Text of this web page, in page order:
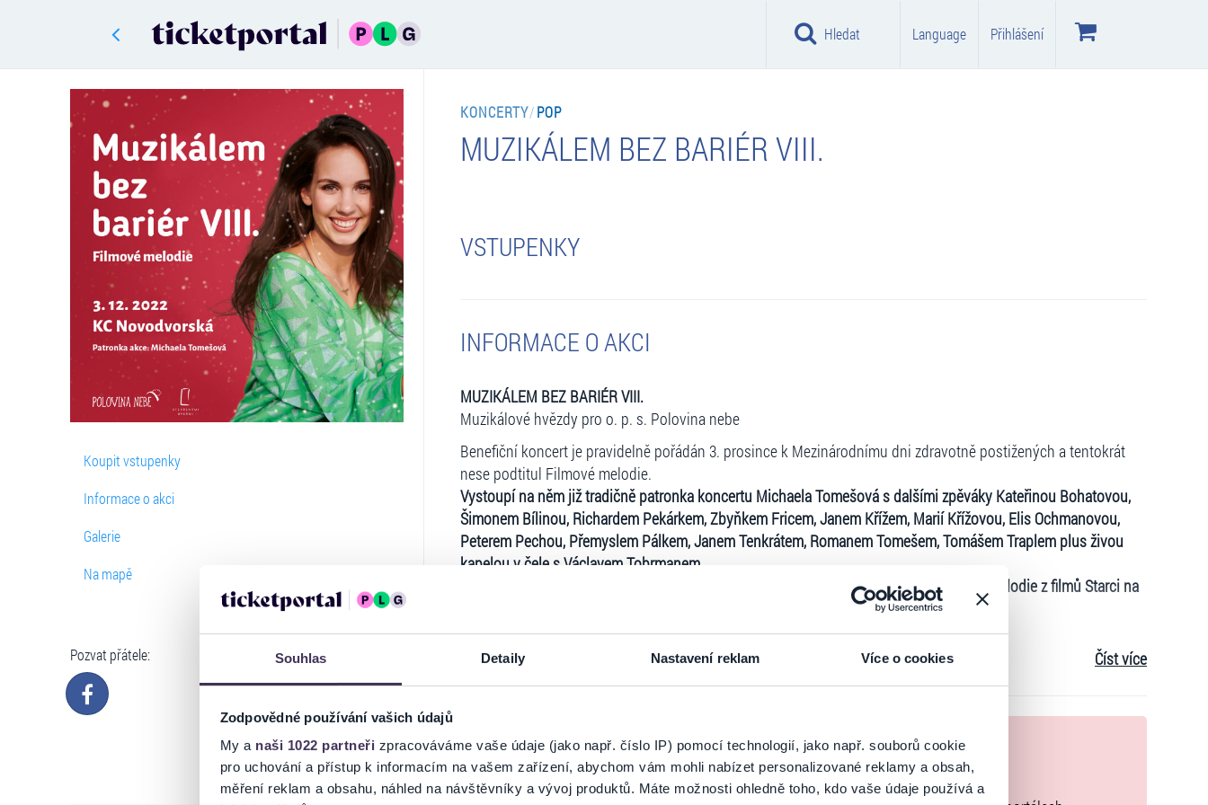
Souhlas Detaily Nastavení reklam Více o cookies
Zodpovědné používání vašich údajů
My a naši 1022 partneři zpracováváme vaše údaje (jako např. číslo IP) pomocí technologií, jako např. souborů cookie
pro uchování a přístup k informacím na vašem zařízení, abychom vám mohli nabízet personalizované reklamy a obsah,
měření reklam a obsahu, náhled na návštěvníky a vývoj produktů. Máte možnosti ohledně toho, kdo vaše údaje používá a
Hledat Language Přihlášení
Koupit vstupenky
Informace o akci
Galerie
Na mapě
Pozvat přátele:
KONCERTY/POP
MUZIKÁLEM BEZ BARIÉR VIII.
VSTUPENKY
INFORMACE O AKCI
MUZIKÁLEM BEZ BARIÉR VIII.
Muzikálové hvězdy pro o. p. s. Polovina nebe
Benefiční koncert je pravidelně pořádán 3. prosince k Mezinárodnímu dni zdravotně postižených a tentokrát
nese podtitul Filmové melodie.
Vystoupí na něm již tradičně patronka koncertu Michaela Tomešová s dalšími zpěváky Kateřinou Bohatovou,
Šimonem Bílinou, Richardem Pekárkem, Zbyňkem Fricem, Janem Křížem, Marií Křížovou, Elis Ochmanovou,
Peterem Pechou, Přemyslem Pálkem, Janem Tenkrátem, Romanem Tomešem, Tomášem Traplem plus živou
kapelou v čele s Václavem Tobrmanem.
Diváci se mohou těšit na písně z českých i zahraničních titulů, zazní například známé melodie z filmů Starci na
Výtěžek vstupného bude poukázán ve prospěch veřejné sbírky na Modřanský biograf a pro zdravotně
Vstupenky v distribuci na prodejních místech Ticketportal anebo je můžete zakoupit on-line přímo na
ticketportal.cz a ihned vytisknout - HOMEtickets!!
Další info:
Číst více
Ticketportal je zárukou pravosti vstupenek
Na stránkách společnosti Ticketportal si vždy zakoupíte originální vstupenky.